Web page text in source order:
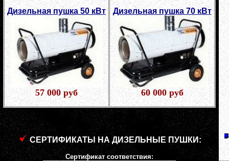
Дизельная пушка 50 кВт
57 000 руб
Дизельная пушка 70 кВт
60 000 руб
СЕРТИФИКАТЫ НА ДИЗЕЛЬНЫЕ ПУШКИ:
Сертификат соответствия: